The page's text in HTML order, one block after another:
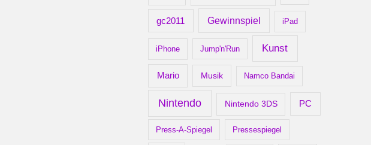
gc2011 Gewinnspiel iPad
iPhone Jump'n'Run Kunst
Mario Musik Namco Bandai
Nintendo Nintendo 3DS PC
Press-A-Spiegel Pressespiegel